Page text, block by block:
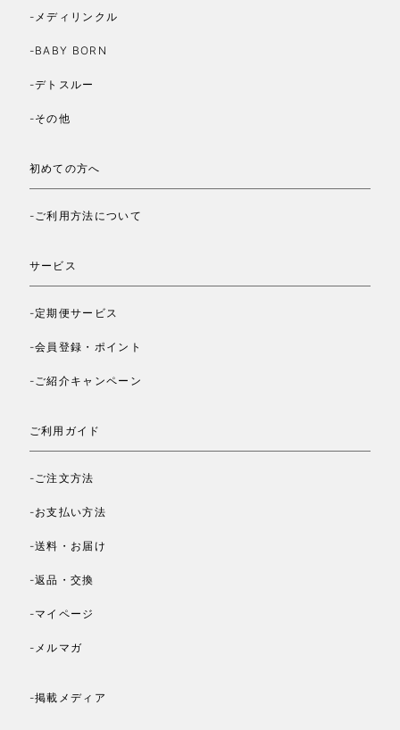
-メディリンクル
-BABY BORN
-デトスルー
-その他
初めての方へ
-ご利用方法について
サービス
-定期便サービス
-会員登録・ポイント
-ご紹介キャンペーン
ご利用ガイド
-ご注文方法
-お支払い方法
-送料・お届け
-返品・交換
-マイページ
-メルマガ
-掲載メディア